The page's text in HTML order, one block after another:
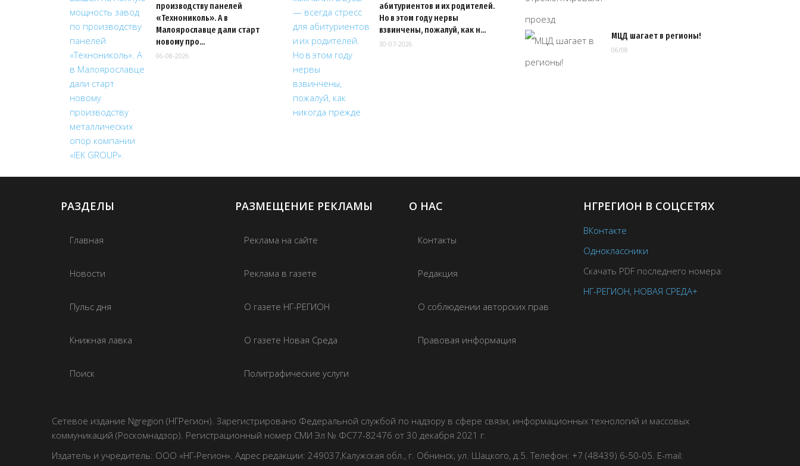
производству панелей
«Технониколь». А в
Малоярославце дали старт
новому про…
06-08-2026
абитуриентов и их родителей.
Но в этом году нервы
взвинчены, пожалуй, как н…
30-07-2026
МЦД шагает в регионы!
06/08
РАЗДЕЛЫ
Главная
Новости
Пульс дня
Книжная лавка
Поиск
РАЗМЕЩЕНИЕ РЕКЛАМЫ
Реклама на сайте
Реклама в газете
О газете НГ-РЕГИОН
О газете Новая Среда
Полиграфические услуги
О НАС
Контакты
Редакция
О соблюдении авторских прав
Правовая информация
НГРЕГИОН В СОЦСЕТЯХ
ВКонтакте
Одноклассники
Скачать PDF последнего номера:
НГ-РЕГИОН, НОВАЯ СРЕДА+
Сетевое издание Ngregion (НГРегион). Зарегистрировано Федеральной службой по надзору в сфере связи, информационных технологий и массовых
коммуникаций (Роскомнадзор). Регистрационный номер СМИ Эл № ФС77-82476 от 30 декабря 2021 г.
Издатель и учредитель: ООО «НГ-Регион». Адрес редакции: 249037,Калужская обл., г. Обнинск, ул. Шацкого, д.5. Телефон: +7 (48439) 6-50-05. E-mail: